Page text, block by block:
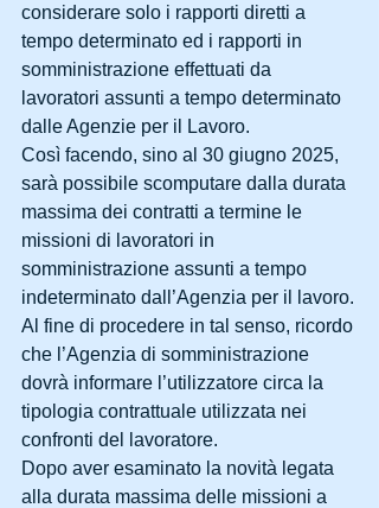
considerare solo i rapporti diretti a
tempo determinato ed i rapporti in
somministrazione effettuati da
lavoratori assunti a tempo determinato
dalle Agenzie per il Lavoro.
Così facendo, sino al 30 giugno 2025,
sarà possibile scomputare dalla durata
massima dei contratti a termine le
missioni di lavoratori in
somministrazione assunti a tempo
indeterminato dall’Agenzia per il lavoro.
Al fine di procedere in tal senso, ricordo
che l’Agenzia di somministrazione
dovrà informare l’utilizzatore circa la
tipologia contrattuale utilizzata nei
confronti del lavoratore.
Dopo aver esaminato la novità legata
alla durata massima delle missioni a